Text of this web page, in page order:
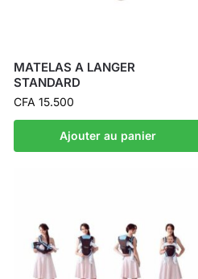
MATELAS A LANGER
STANDARD
CFA 15.500
Ajouter au panier